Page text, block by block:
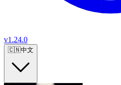
v1.24.0
🇨🇳中文